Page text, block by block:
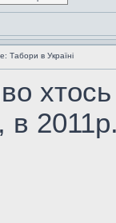
Табори в Україні
хтось
в